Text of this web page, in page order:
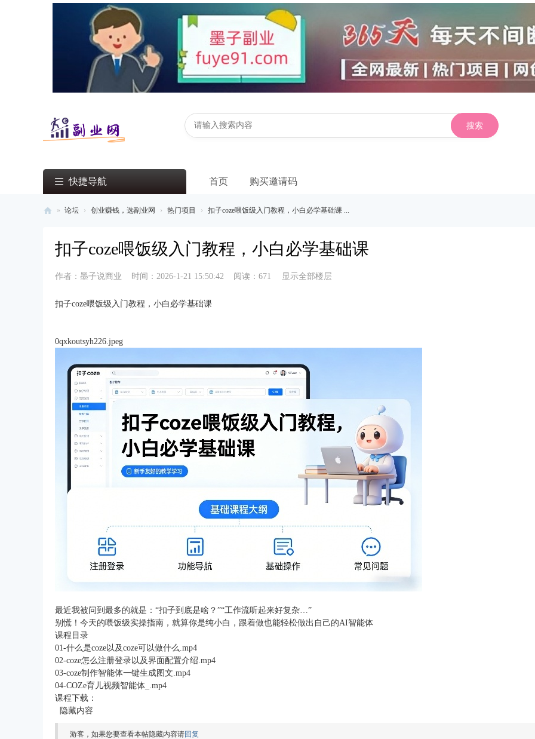
搜索
快捷导航 首页 购买邀请码
» 论坛 › 创业赚钱，选副业网 › 热门项目 › 扣子coze喂饭级入门教程，小白必学基础课 ...
扣子coze喂饭级入门教程，小白必学基础课
作者： 墨子说商业 时间： 2026-1-21 15:50:42 阅读：671 显示全部楼层
扣子coze喂饭级入门教程，小白必学基础课
0qxkoutsyh226.jpeg
最近我被问到最多的就是：“扣子到底是啥？”“工作流听起来好复杂…”
别慌！今天的喂饭级实操指南，就算你是纯小白，跟着做也能轻松做出自己的AI智能体
课程目录
01-什么是coze以及coze可以做什么.mp4
02-coze怎么注册登录以及界面配置介绍.mp4
03-coze制作智能体一键生成图文.mp4
04-COZe育儿视频智能体_.mp4
课程下载：
隐藏内容
游客，如果您要查看本帖隐藏内容请回复